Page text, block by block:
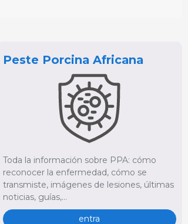
Peste Porcina Africana
Toda la información sobre PPA: cómo
reconocer la enfermedad, cómo se
transmiste, imágenes de lesiones, últimas
noticias, guías,...
entra